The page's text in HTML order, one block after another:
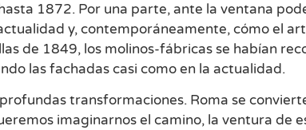
1872. Por una parte, ante la ventana
y, contemporáneamente, cómo el
de 1849, los molinos-fábricas se habían
las fachadas casi como en la actualidad.
transformaciones. Roma se
imaginarnos el camino, la ventura de